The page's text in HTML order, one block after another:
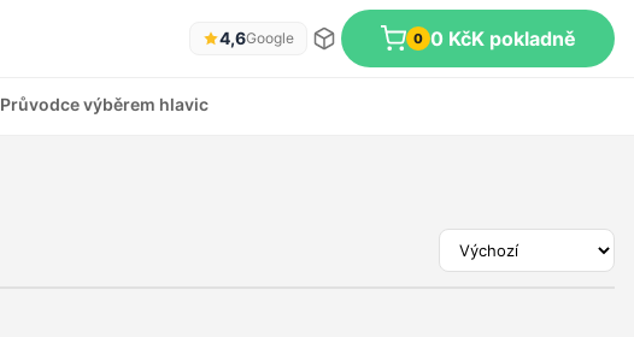
4,6Google 0 0 KčK pokladně
Průvodce výběrem hlavic